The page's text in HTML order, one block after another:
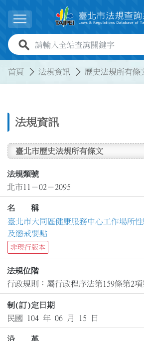
展開選單
全站查詢關鍵字欄位
首頁 法規資訊 歷史法規所有條
法規資訊
臺北市歷史法規所有條文
法規類號
北市11－02－2095
名 稱
臺北市大同區健康服務中心工作場所
及懲戒要點
非現行版本
法規位階
行政規則：屬行政程序法第159條第2項
制(訂)定日期
民國 104 年 06 月 15 日
沿 革